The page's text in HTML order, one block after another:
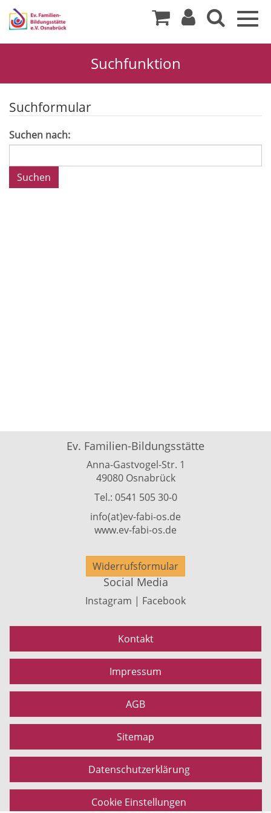
Suchfunktion
Suchformular
Suchen nach:
Ev. Familien-Bildungsstätte
Anna-Gastvogel-Str. 1
49080 Osnabrück
Tel.: 0541 505 30-0
info(at)ev-fabi-os.de
www.ev-fabi-os.de
Widerrufsformular
Social Media
Instagram | Facebook
Kontakt
Impressum
AGB
Sitemap
Datenschutzerklärung
Cookie Einstellungen